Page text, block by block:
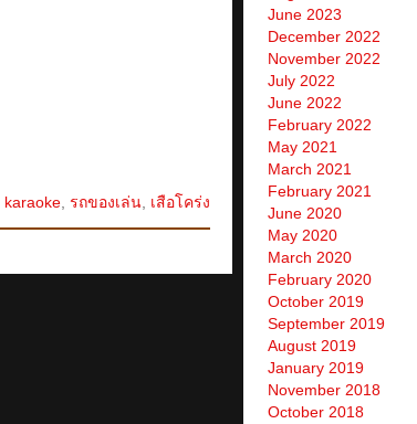
karaoke รถของเล่น เสือโคร่ง
June 2023
December 2022
November 2022
July 2022
June 2022
February 2022
May 2021
March 2021
February 2021
June 2020
May 2020
March 2020
February 2020
October 2019
September 2019
August 2019
January 2019
November 2018
October 2018